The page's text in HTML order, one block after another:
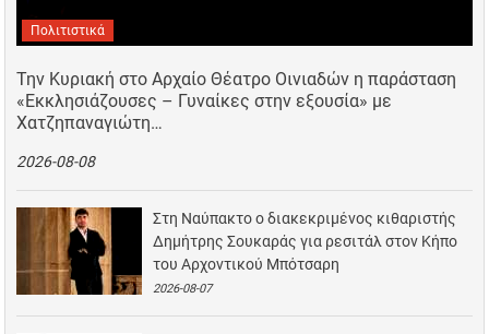
Πολιτιστικά
Την Κυριακή στο Αρχαίο Θέατρο Οινιαδών η παράσταση
«Εκκλησιάζουσες – Γυναίκες στην εξουσία» με
Χατζηπαναγιώτη…
2026-08-08
Στη Ναύπακτο ο διακεκριμένος κιθαριστής
Δημήτρης Σουκαράς για ρεσιτάλ στον Κήπο
του Αρχοντικού Μπότσαρη
2026-08-07